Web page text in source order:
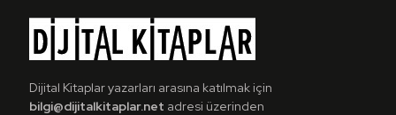
Detaylı
İncele
Dijital Kitaplar yazarları arasına katılmak için
bilgi@dijitalkitaplar.net adresi üzerinden